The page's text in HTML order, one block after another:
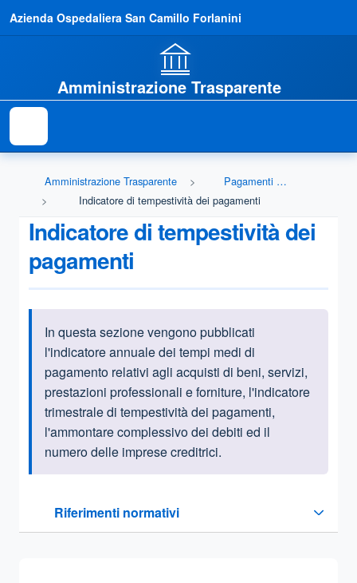
Azienda Ospedaliera San Camillo Forlanini
Amministrazione Trasparente
Amministrazione Trasparente
Pagamenti dell'amministrazione
Indicatore di tempestività dei pagamenti
Indicatore di tempestività dei
pagamenti
Informazioni introduttive
In questa sezione vengono pubblicati
l'indicatore annuale dei tempi medi di
pagamento relativi agli acquisti di beni, servizi,
prestazioni professionali e forniture, l'indicatore
trimestrale di tempestività dei pagamenti,
l'ammontare complessivo dei debiti ed il
numero delle imprese creditrici.
Riferimenti normativi
Sezione compressa